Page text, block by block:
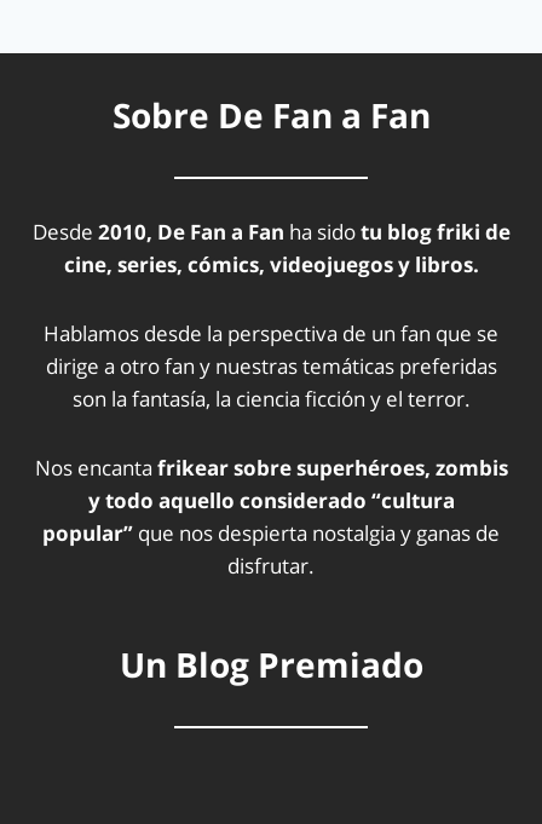
Sobre De Fan a Fan
Desde 2010, De Fan a Fan ha sidotu blog friki de
cine, series, cómics, videojuegos y libros.
Hablamos desde la perspectiva de un fan que se
dirige a otro fan y nuestras temáticas preferidas
son la fantasía, la ciencia ficción y el terror.
Nos encanta frikear sobre superhéroes, zombis
y todo aquello considerado “cultura
popular” que nos despierta nostalgia y ganas de
disfrutar.
Un Blog Premiado